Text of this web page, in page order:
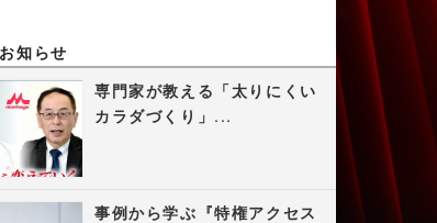
知らせ
専門家が教える「太りにくい
カラダづくり」...
事例から学ぶ『特権アクセス